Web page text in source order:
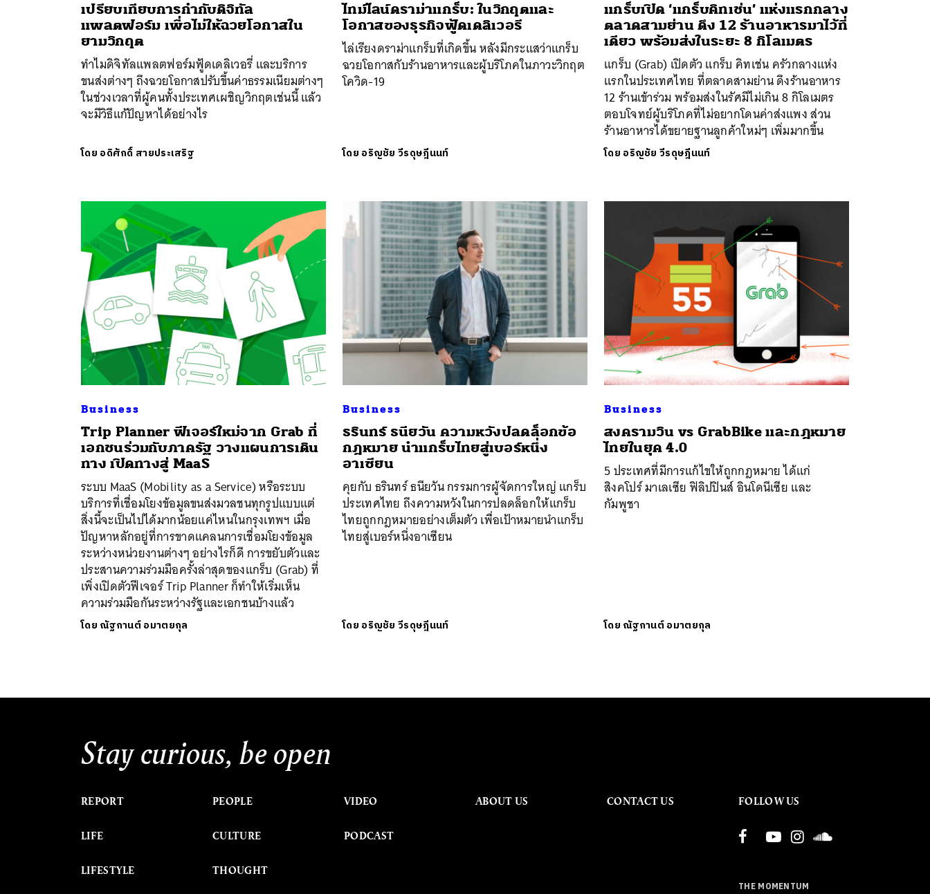
เปรียบเทียบการกำกับดิจิทัล
แพลตฟอร์ม เพื่อไม่ให้ฉวยโอกาสใน
ยามวิกฤต
ทำไมดิจิทัลแพลตฟอร์มฟู้ดเดลิเวอรี่ และบริการ
ขนส่งต่างๆ ถึงฉวยโอกาสปรับขึ้นค่าธรรมเนียมต่างๆ
ในช่วงเวลาที่ผู้คนทั้งประเทศเผชิญวิกฤตเช่นนี้ แล้ว
จะมีวิธีแก้ปัญหาได้อย่างไร
โดย อดิศักดิ์ สายประเสริฐ
ไทม์ไลน์ดราม่าแกร็บ: ในวิกฤตและ
โอกาสของธุรกิจฟู้ดเดลิเวอรี
ไล่เรียงดราม่าแกร็บที่เกิดขึ้น หลังมีกระแสว่าแกร็บ
ฉวยโอกาสกับร้านอาหารและผู้บริโภคในภาวะวิกฤต
โควิด-19
โดย อริญชัย วีรดุษฎีนนท์
แกร็บเปิด ‘แกร็บคิทเช่น’ แห่งแรกกลาง
ตลาดสามย่าน ดึง 12 ร้านอาหารมาไว้ที่
เดียว พร้อมส่งในระยะ 8 กิโลเมตร
แกร็บ (Grab) เปิดตัว แกร็บ คิทเช่น ครัวกลางแห่ง
แรกในประเทศไทย ที่ตลาดสามย่าน ดึงร้านอาหาร
12 ร้านเข้าร่วม พร้อมส่งในรัศมีไม่เกิน 8 กิโลเมตร
ตอบโจทย์ผู้บริโภคที่ไม่อยากโดนค่าส่งแพง ส่วน
ร้านอาหารได้ขยายฐานลูกค้าใหม่ๆ เพิ่มมากขึ้น
โดย อริญชัย วีรดุษฎีนนท์
Business
Trip Planner ฟีเจอร์ใหม่จาก Grab ที่
เอกชนร่วมกับภาครัฐ วางแผนการเดิน
ทาง เปิดทางสู่ MaaS
ระบบ MaaS (Mobility as a Service) หรือระบบ
บริการที่เชื่อมโยงข้อมูลขนส่งมวลชนทุกรูปแบบแต่
สิ่งนี้จะเป็นไปได้มากน้อยแค่ไหนในกรุงเทพฯ เมื่อ
ปัญหาหลักอยู่ที่การขาดแคลนการเชื่อมโยงข้อมูล
ระหว่างหน่วยงานต่างๆ อย่างไรก็ดี การขยับตัวและ
ประสานความร่วมมือครั้งล่าสุดของแกร็บ (Grab) ที่
เพิ่งเปิดตัวฟีเจอร์ Trip Planner ก็ทำให้เริ่มเห็น
ความร่วมมือกันระหว่างรัฐและเอกชนบ้างแล้ว
โดย ณัฐกานต์ อมาตยกุล
Business
ธรินทร์ ธนียวัน ความหวังปลดล็อกข้อ
กฎหมาย นำแกร็บไทยสู่เบอร์หนึ่ง
อาเซียน
คุยกับ ธรินทร์ ธนียวัน กรรมการผู้จัดการใหญ่ แกร็บ
ประเทศไทย ถึงความหวังในการปลดล็อกให้แกร็บ
ไทยถูกกฎหมายอย่างเต็มตัว เพื่อเป้าหมายนำแกร็บ
ไทยสู่เบอร์หนึ่งอาเซียน
โดย อริญชัย วีรดุษฎีนนท์
Business
สงครามวิน vs GrabBike และกฎหมาย
ไทยในยุค 4.0
5 ประเทศที่มีการแก้ไขให้ถูกกฎหมาย ได้แก่
สิงคโปร์ มาเลเซีย ฟิลิปปินส์ อินโดนีเซีย และ
กัมพูชา
โดย ณัฐกานต์ อมาตยกุล
Stay curious, be open
REPORT
LIFE
LIFESTYLE
PEOPLE
CULTURE
THOUGHT
VIDEO
PODCAST
ABOUT US CONTACT US FOLLOW US
THE MOMENTUM
SHARE TWEET LINE EMAIL